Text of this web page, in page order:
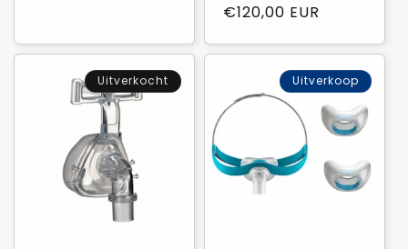
Normale
€120,00 EUR
Uitverkocht Uitverkoop